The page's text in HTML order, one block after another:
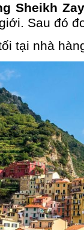
Sheikh
Sau đó
tại nhà